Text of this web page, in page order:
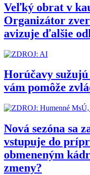
Veľký obrat v
Organizátor
avizuje ďalšie
Horúčavy
vám pomôže
Nová sezóna sa
vstupuje do
obmeneným
zmeny?